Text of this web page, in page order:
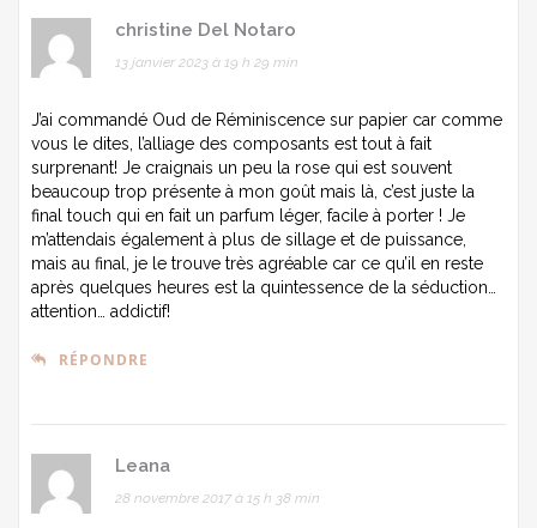
christine Del Notaro
13 janvier 2023 à 19 h 29 min
J’ai commandé Oud de Réminiscence sur papier car comme
vous le dites, l’alliage des composants est tout à fait
surprenant! Je craignais un peu la rose qui est souvent
beaucoup trop présente à mon goût mais là, c’est juste la
final touch qui en fait un parfum léger, facile à porter ! Je
m’attendais également à plus de sillage et de puissance,
mais au final, je le trouve très agréable car ce qu’il en reste
après quelques heures est la quintessence de la séduction…
attention… addictif!
RÉPONDRE
Leana
28 novembre 2017 à 15 h 38 min